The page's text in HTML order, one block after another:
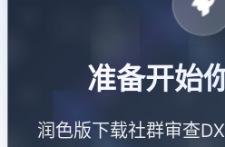
准备开始
润色版下载社群审查